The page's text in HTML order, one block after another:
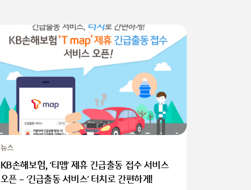
뉴스
KB손해보험, ‘티맵’ 제휴 긴급출동 접수 서비스
오픈 – ‘긴급출동 서비스’ 터치로 간편하게!